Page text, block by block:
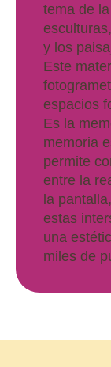
tema de
y los
Este
espacios
Es la
memoria
permite
entre la
la
estas
una
miles de